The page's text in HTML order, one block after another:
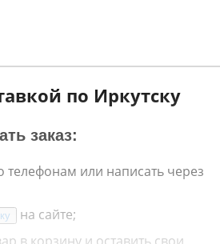
по Иркутску
заказ:
телефонам или написать через
на сайте;